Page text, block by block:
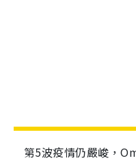
第5波疫情仍嚴峻，